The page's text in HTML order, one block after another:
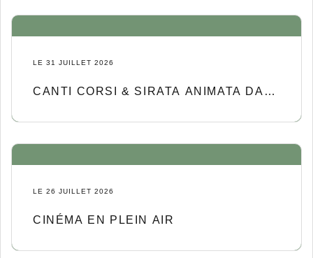
LE 31 JUILLET 2026
CANTI CORSI & SIRATA ANIMATA DA
LE 26 JUILLET 2026
CINÉMA EN PLEIN AIR